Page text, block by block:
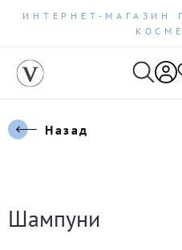
ИНТЕРНЕТ-МАГАЗИН
Назад
Шампуни